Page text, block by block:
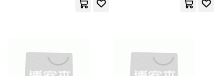
現在可購買商品(8)